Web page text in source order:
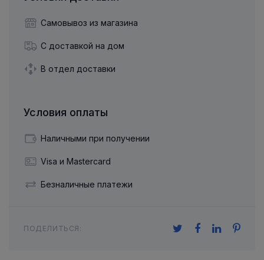
Самовывоз из магазина
С доставкой на дом
В отдел доставки
Условия оплаты
Наличными при получении
Visa и Mastercard
Безналичные платежи
ПОДЕЛИТЬСЯ: